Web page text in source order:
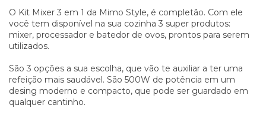
O Kit Mixer 3 em 1 da Mimo Style, é completão. Com ele
você tem disponível na sua cozinha 3 super produtos:
mixer, processador e batedor de ovos, prontos para serem
utilizados.
São 3 opções a sua escolha, que vão te auxiliar a ter uma
refeição mais saudável. São 500W de potência em um
desing moderno e compacto, que pode ser guardado em
qualquer cantinho.